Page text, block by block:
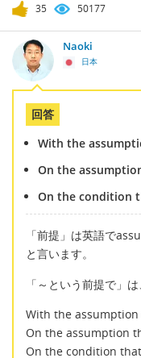
35 50177
Naoki
日本
回答
With the
On the
On the condition
「前提」は英語で
と言います。
「～という前提で」は
With the assumption
On the assumption
On the condition